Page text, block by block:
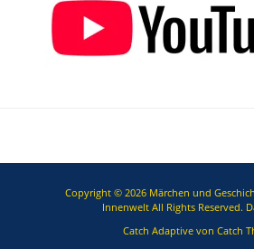
Copyright © 2026 Märchen und
InnenweltAll Rights Reserved.
Catch Adaptive von Catch